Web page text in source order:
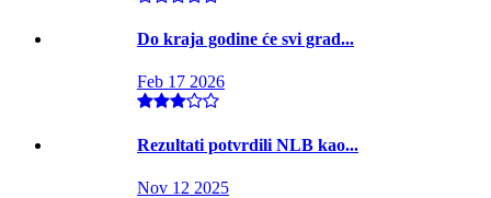
Do kraja godine će svi grad...
Feb 17 2026
Rezultati potvrdili NLB kao...
Nov 12 2025